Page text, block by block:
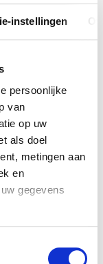
instellingen
persoonlijke
van
op uw
als doel
metingen aan
en
gegevens
van Patroclus